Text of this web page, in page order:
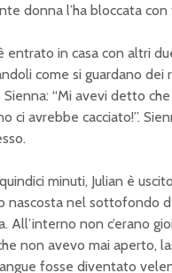
donna l’ha bloccata
entrato in casa con altri
come si guardano
“Mi avevi detto
ci avrebbe cacciato!”.
minuti, Julian è
nascosta nel sottofondo
All’interno non c’erano
non avevo mai aperto,
fosse diventato